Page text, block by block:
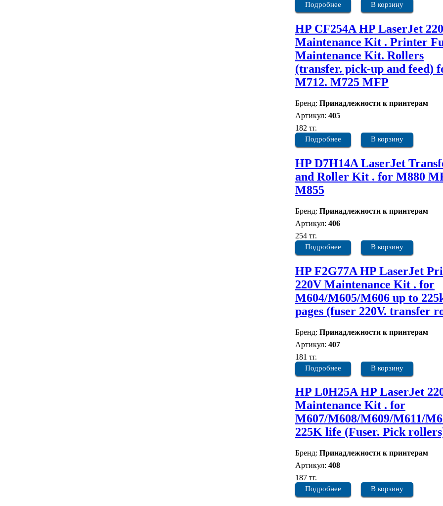
Подробнее В корзину
HP CF254A HP LaserJet
Maintenance Kit . Printer
Maintenance Kit. Rollers
(transfer. pick-up and feed)
M712. M725 MFP
Бренд: Принадлежности к принтерам
Артикул: 405
182 тг.
Подробнее В корзину
HP D7H14A LaserJet
and Roller Kit . for M880
M855
Бренд: Принадлежности к принтерам
Артикул: 406
254 тг.
Подробнее В корзину
HP F2G77A HP LaserJet
220V Maintenance Kit . for
M604/M605/M606 up to
pages (fuser 220V. transfer
Бренд: Принадлежности к принтерам
Артикул: 407
181 тг.
Подробнее В корзину
HP L0H25A HP LaserJet
Maintenance Kit . for
M607/M608/M609/M611/
225K life (Fuser. Pick
Бренд: Принадлежности к принтерам
Артикул: 408
187 тг.
Подробнее В корзину